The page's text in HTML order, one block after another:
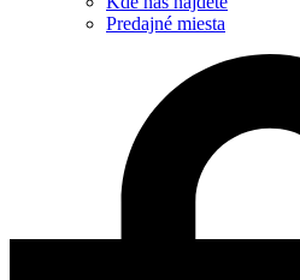
Predajné miesta